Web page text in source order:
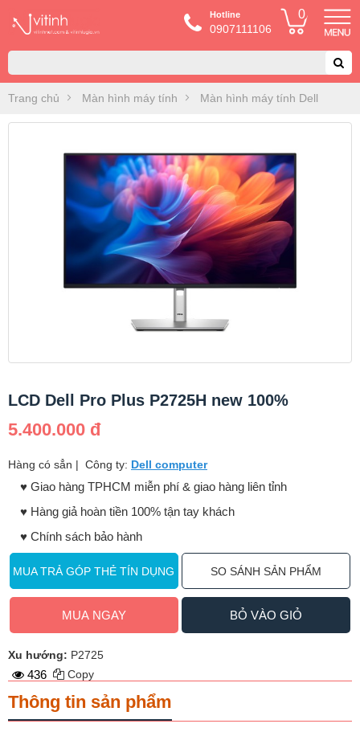
Hotline
0907111106
0
Trang chủ Màn hình máy tính Màn hình máy tính Dell
LCD Dell Pro Plus P2725H new 100%
5.400.000 đ
Hàng có sẳn | Công ty: Dell computer
♥️ Giao hàng TPHCM miễn phí & giao hàng liên tỉnh
♥️ Hàng giả hoàn tiền 100% tận tay khách
♥️ Chính sách bảo hành
MUA TRẢ GÓP THẺ TÍN DỤNG SO SÁNH SẢN PHẨM
MUA NGAY BỎ VÀO GIỎ
Xu hướng: P2725
436 Copy
Thông tin sản phẩm